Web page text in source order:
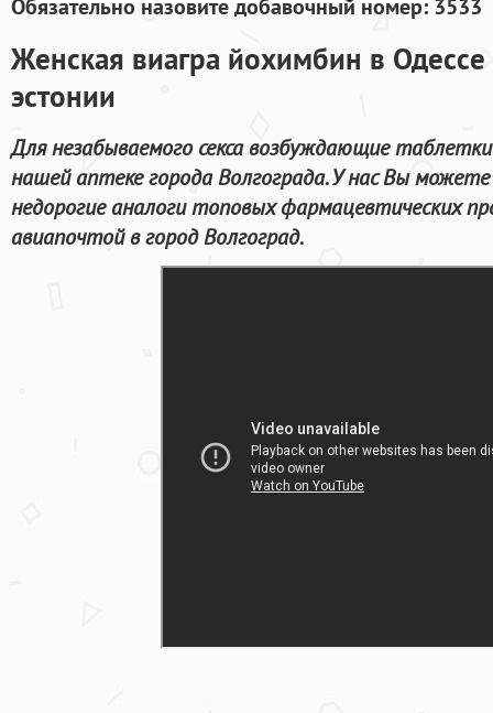
Обязательно назовите добавочный номер: 3533
Женская виагра йохимбин в Одессе
эстонии
Для незабываемого секса возбуждающие
нашей аптеке города Волгограда. У нас Вы
недорогие аналоги топовых фармацевтических
авиапочтой в город Волгоград.